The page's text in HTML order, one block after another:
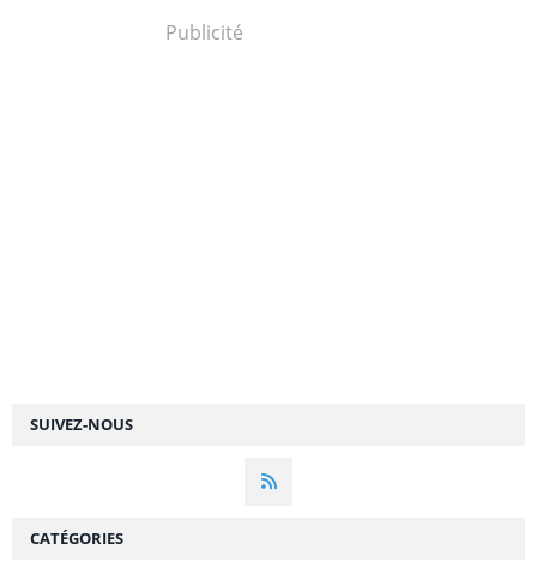
SUIVEZ-NOUS
Publicité
CATÉGORIES